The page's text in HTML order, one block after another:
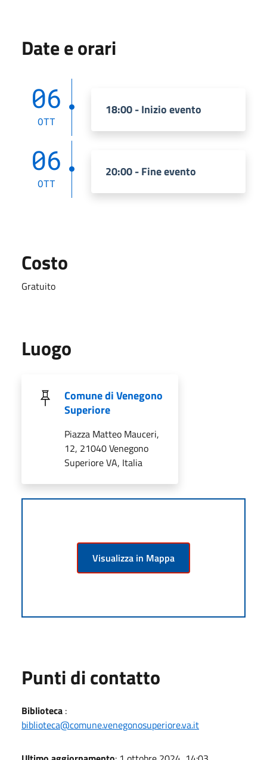
Date e orari
06
OTT
18:00 - Inizio evento
06
OTT
20:00 - Fine evento
Costo
Gratuito
Luogo
Comune di Venegono
Superiore
Piazza Matteo Mauceri,
12, 21040 Venegono
Superiore VA, Italia
Visualizza in Mappa
Punti di contatto
Biblioteca :
biblioteca@comune.venegonosuperiore.va.it